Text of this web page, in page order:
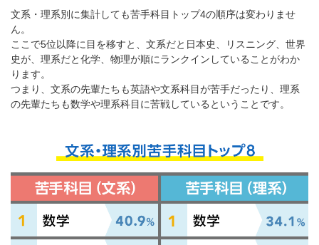
文系・理系別に集計しても苦手科目トップ4の順序は変わりませ
ん。
ここで5位以降に目を移すと、文系だと日本史、リスニング、世界
史が、理系だと化学、物理が順にランクインしていることがわか
ります。
つまり、文系の先輩たちも英語や文系科目が苦手だったり、理系
の先輩たちも数学や理系科目に苦戦しているということです。